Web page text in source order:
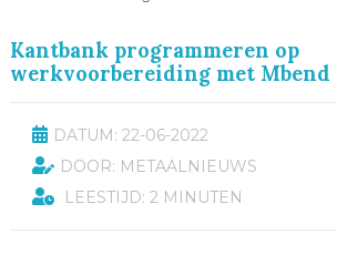
Kantbank programmeren op
werkvoorbereiding met Mbend
DATUM: 22-06-2022
DOOR: METAALNIEUWS
LEESTIJD: 2 MINUTEN